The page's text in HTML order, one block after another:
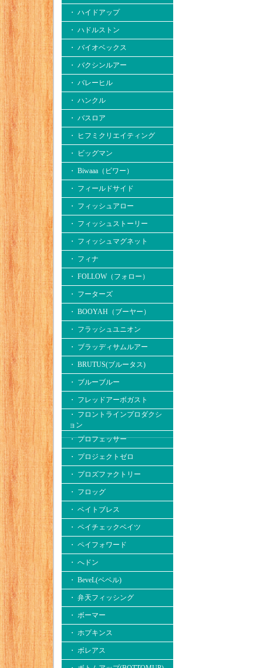
・ ハイドアップ
・ ハドルストン
・ バイオベックス
・ バクシンルアー
・ バレーヒル
・ ハンクル
・ バスロア
・ ヒフミクリエイティング
・ ビッグマン
・ Biwaaa（ビワー）
・ フィールドサイド
・ フィッシュアロー
・ フィッシュストーリー
・ フィッシュマグネット
・ フィナ
・ FOLLOW（フォロー）
・ フーターズ
・ BOOYAH（ブーヤー）
・ フラッシュユニオン
・ ブラッディサムルアー
・ BRUTUS(ブルータス)
・ ブルーブルー
・ フレッドアーボガスト
・ フロントラインプロダクシ
ョン
・ プロフェッサー
・ プロジェクトゼロ
・ プロズファクトリー
・ フロッグ
・ ベイトブレス
・ ペイチェックベイツ
・ ペイフォワード
・ へドン
・ BeveL(ベベル)
・ 弁天フィッシング
・ ボーマー
・ ホプキンス
・ ボレアス